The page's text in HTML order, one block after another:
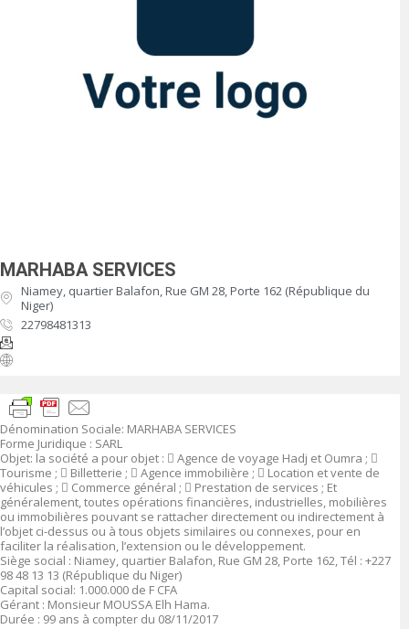
MARHABA SERVICES
Niamey, quartier Balafon, Rue GM 28, Porte 162 (République du
Niger)
22798481313
Dénomination Sociale: MARHABA SERVICES
Forme Juridique : SARL
Objet: la société a pour objet :  Agence de voyage Hadj et Oumra ; 
Tourisme ;  Billetterie ;  Agence immobilière ;  Location et vente de
véhicules ;  Commerce général ;  Prestation de services ; Et
généralement, toutes opérations financières, industrielles, mobilières
ou immobilières pouvant se rattacher directement ou indirectement à
l’objet ci-dessus ou à tous objets similaires ou connexes, pour en
faciliter la réalisation, l’extension ou le développement.
Siège social : Niamey, quartier Balafon, Rue GM 28, Porte 162, Tél : +227
98 48 13 13 (République du Niger)
Capital social: 1.000.000 de F CFA
Gérant : Monsieur MOUSSA Elh Hama.
Durée : 99 ans à compter du 08/11/2017